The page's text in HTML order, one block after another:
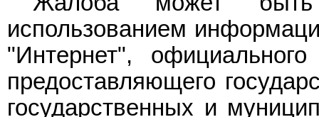
использованием
"Интернет",
предоставляющего
государственных и